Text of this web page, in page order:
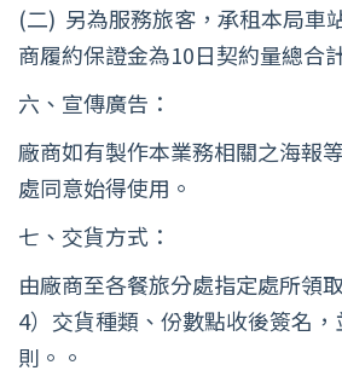
(二) 另為服務旅客，承租本局車
商履約保證金為10日契約量總合
六、宣傳廣告：
廠商如有製作本業務相關之海報
處同意始得使用。
七、交貨方式：
由廠商至各餐旅分處指定處所領
4）交貨種類、份數點收後簽名
則。。